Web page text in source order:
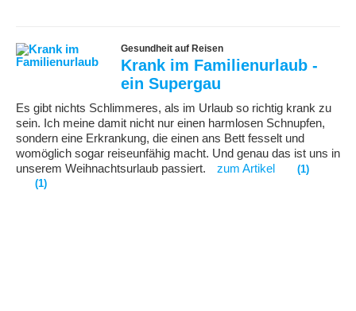
Gesundheit auf Reisen
Krank im Familienurlaub -
ein Supergau
Es gibt nichts Schlimmeres, als im Urlaub so richtig krank zu
sein. Ich meine damit nicht nur einen harmlosen Schnupfen,
sondern eine Erkrankung, die einen ans Bett fesselt und
womöglich sogar reiseunfähig macht. Und genau das ist uns in
unserem Weihnachtsurlaub passiert.
zum Artikel
(1)
(1)